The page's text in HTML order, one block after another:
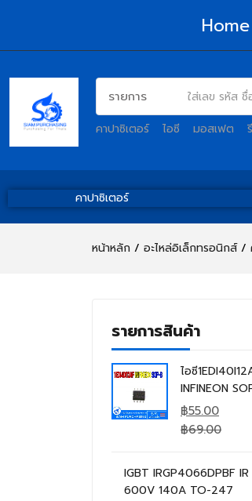
Home
คาปาซิเตอร์ ไอซี มอสเฟต
คาปาซิเตอร์
หน้าหลัก อะไหล่อิเล็กทรอนิกส์
รายการสินค้า
ไอซี
INFINEON
฿55.00
฿69.00
IGBT IRGP4066DPBF IR
600V 140A TO-247